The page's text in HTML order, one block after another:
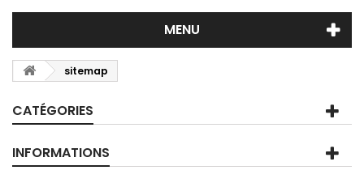
MENU
sitemap
CATÉGORIES
INFORMATIONS